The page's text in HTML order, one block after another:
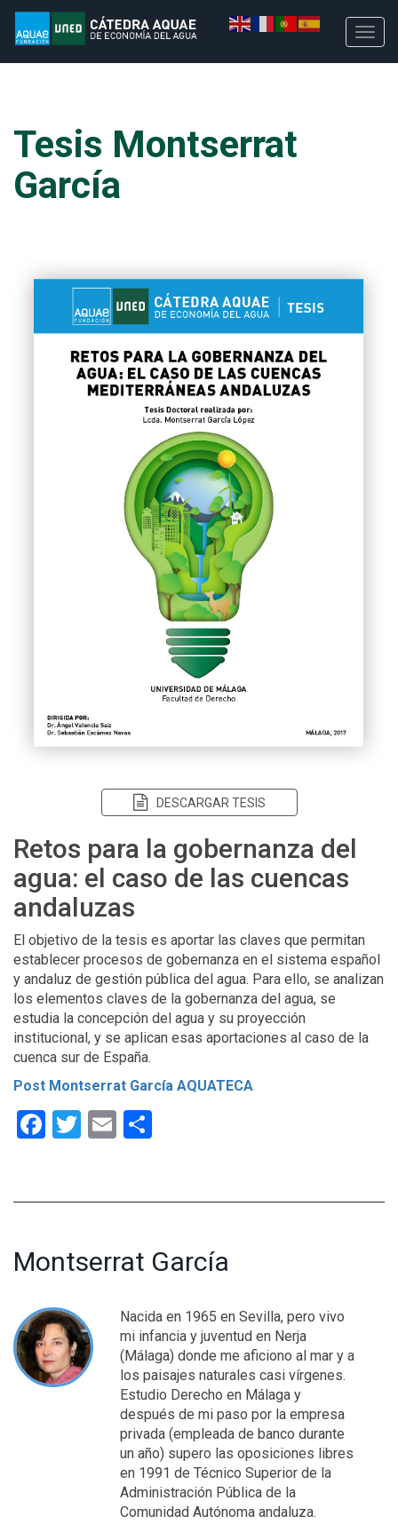
Tesis Montserrat
García
DESCARGAR TESIS
Retos para la gobernanza del
agua: el caso de las cuencas
andaluzas
El objetivo de la tesis es aportar las claves que permitan
establecer procesos de gobernanza en el sistema español
y andaluz de gestión pública del agua. Para ello, se analizan
los elementos claves de la gobernanza del agua, se
estudia la concepción del agua y su proyección
institucional, y se aplican esas aportaciones al caso de la
cuenca sur de España.
Post Montserrat García AQUATECA
Facebook
Twitter
Email
Montserrat García
Nacida en 1965 en Sevilla, pero vivo
mi infancia y juventud en Nerja
(Málaga) donde me aficiono al mar y a
los paisajes naturales casi vírgenes.
Estudio Derecho en Málaga y
después de mi paso por la empresa
privada (empleada de banco durante
un año) supero las oposiciones libres
en 1991 de Técnico Superior de la
Administración Pública de la
Comunidad Autónoma andaluza.